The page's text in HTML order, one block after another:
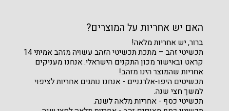
האם יש אחריות על המוצרים?
ברור, יש אחריות מלאה!
תכשיטי זהב – מתכת תכשיטי הזהב עשויה מזהב אמיתי 14
קראט ובאישור מכון התקנים הישראלי. אנחנו מעניקים
אחריות שהמוצר הינו מזהב!
תכשיטים היפו-אלרגניים - אנחנו נותנים אחריות לציפוי
למשך חצי שנה.
תכשיטי כסף - אחריות מלאה לשנה.